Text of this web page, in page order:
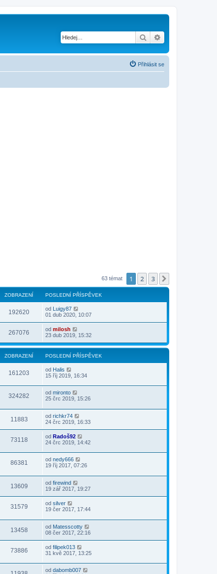
Hledat
Přihlásit se
63 témat 1 2 3
ZOBRAZENÍ POSLEDNÍ PŘÍSPĚVEK
192620 od Luigy87
01 dub 2020, 10:07
267076 od milosh
23 dub 2019, 15:32
ZOBRAZENÍ POSLEDNÍ PŘÍSPĚVEK
161203 od Halis
15 říj 2019, 16:34
324282 od mironto
25 črc 2019, 15:26
11883 od richkr74
24 črc 2019, 16:33
73118 od Radoš92
24 črc 2019, 14:42
86381 od nedy666
19 říj 2017, 07:26
13609 od firewind
19 zář 2017, 19:27
31579 od silver
19 čer 2017, 17:44
13458 od Matesscotty
08 čer 2017, 22:16
73886 od filipek013
31 kvě 2017, 13:25
od dabomb007